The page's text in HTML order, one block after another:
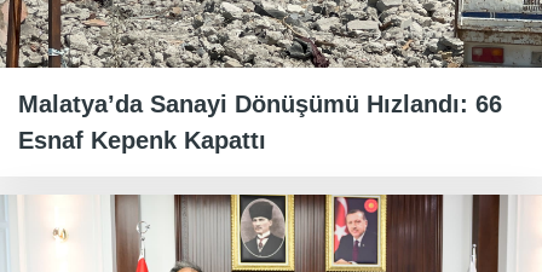
Malatya’da Sanayi Dönüşümü Hızlandı: 66
Esnaf Kepenk Kapattı